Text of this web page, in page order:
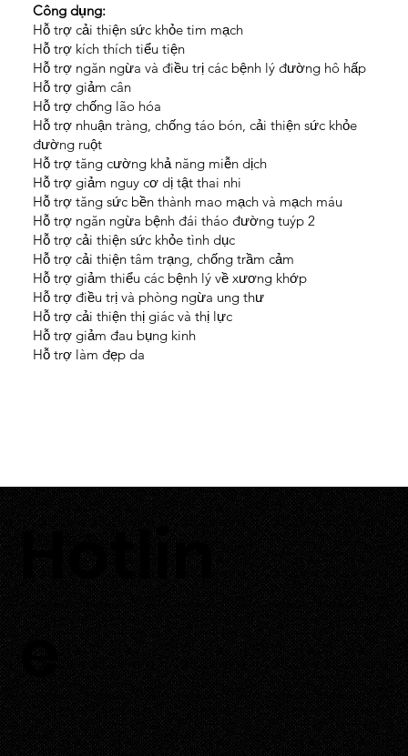
Công dụng:
Hỗ trợ cải thiện sức khỏe tim mạch
Hỗ trợ kích thích tiểu tiện
Hỗ trợ ngăn ngừa và điều trị các bệnh lý đường hô hấp
Hỗ trợ giảm cân
Hỗ trợ chống lão hóa
Hỗ trợ nhuận tràng, chống táo bón, cải thiện sức khỏe
đường ruột
Hỗ trợ tăng cường khả năng miễn dịch
Hỗ trợ giảm nguy cơ dị tật thai nhi
Hỗ trợ tăng sức bền thành mao mạch và mạch máu
Hỗ trợ ngăn ngừa bệnh đái tháo đường tuýp 2
Hỗ trợ cải thiện sức khỏe tình dục
Hỗ trợ cải thiện tâm trạng, chống trầm cảm
Hỗ trợ giảm thiểu các bệnh lý về xương khớp
Hỗ trợ điều trị và phòng ngừa ung thư
Hỗ trợ cải thiện thị giác và thị lực
Hỗ trợ giảm đau bụng kinh
Hỗ trợ làm đẹp da
Hotlin
e
0933 700 226